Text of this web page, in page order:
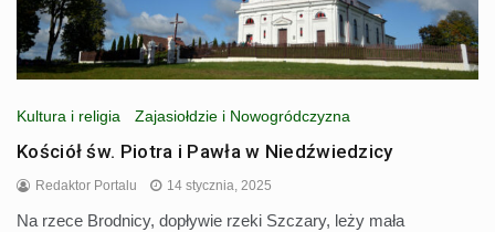
Kultura i religia Zajasiołdzie i Nowogródczyzna
Kościół św. Piotra i Pawła w Niedźwiedzicy
Redaktor Portalu 14 stycznia, 2025
Na rzece Brodnicy, dopływie rzeki Szczary, leży mała